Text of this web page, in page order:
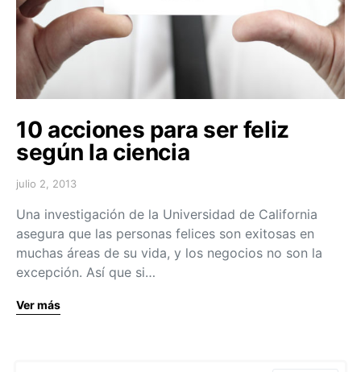
10 acciones para ser feliz
según la ciencia
julio 2, 2013
Una investigación de la Universidad de California
asegura que las personas felices son exitosas en
muchas áreas de su vida, y los negocios no son la
excepción. Así que si…
Ver más